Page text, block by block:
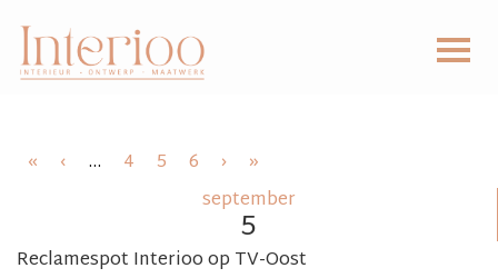
« ‹ ... 4 5 6 ›
»
september
5
Reclamespot Interioo op TV-Oost